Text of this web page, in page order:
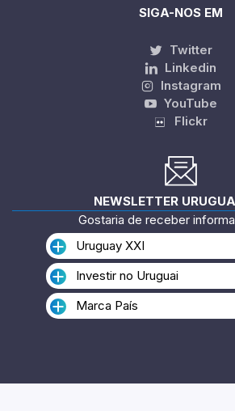
SIGA-NOS EM
Twitter
Linkedin
Instagram
YouTube
Flickr
NEWSLETTER
Gostaria de receber
Uruguay XXI
Investir no Uruguai
Marca País